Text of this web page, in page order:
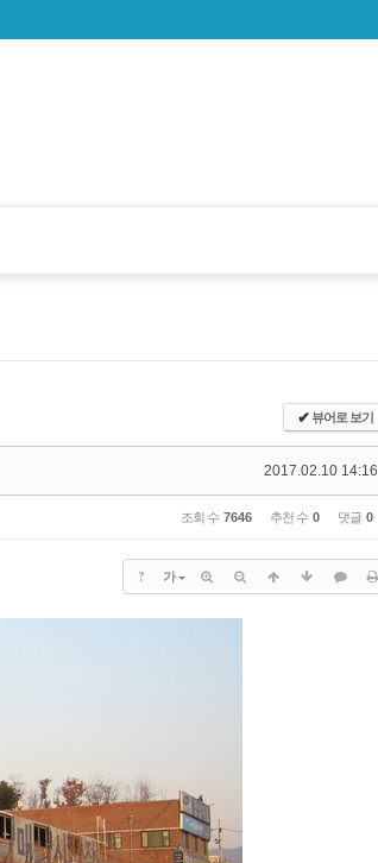
✔뷰어로 보기
2017.02.10 14:16
조회 수 7646 추천 수 0 댓글 0
? 가